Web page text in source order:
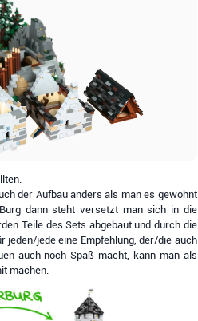
der Aufbau anders als man es gewohnt
dann steht versetzt man sich in die
Teile des Sets abgebaut und durch die
jeden/jede eine Empfehlung, der/die auch
auch noch Spaß macht, kann man als
machen.